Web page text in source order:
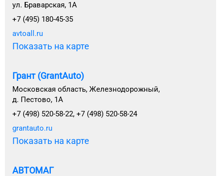
ул. Браварская, 1А
+7 (495) 180-45-35
avtoall.ru
Показать на карте
Грант (GrantAuto)
Московская область, Железнодорожный,
д. Пестово, 1А
+7 (498) 520-58-22, +7 (498) 520-58-24
grantauto.ru
Показать на карте
АВТОМАГ